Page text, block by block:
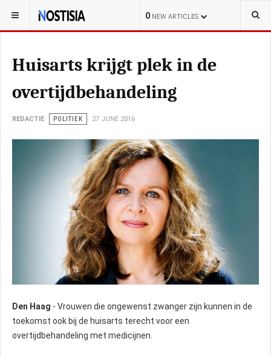
0 NEW ARTICLES
YOU ARE HERE: NEDERLAND
Huisarts krijgt plek in de
overtijdbehandeling
REDACTIE POLITIEK 27 JUNE 2016
Den Haag - Vrouwen die ongewenst zwanger zijn kunnen in de
toekomst ook bij de huisarts terecht voor een
overtijdbehandeling met medicijnen.